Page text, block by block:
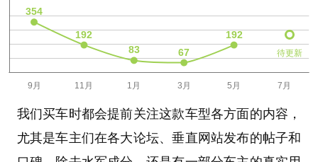
待更新
我们买车时都会提前关注这款车型各方面的内容，
尤其是车主们在各大论坛、垂直网站发布的帖子和